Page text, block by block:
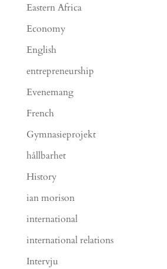
Eastern Africa
Economy
English
entrepreneurship
Evenemang
French
Gymnasieprojekt
hållbarhet
History
ian morison
international
international relations
Intervju